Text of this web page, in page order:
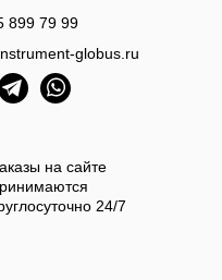
на сайте
24/7
899 79 99
globus.ru